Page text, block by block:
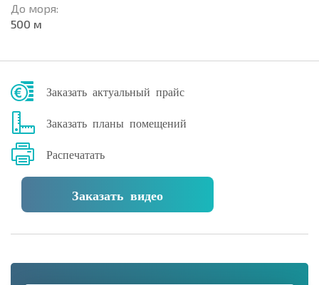
До моря:
500 м
Заказать актуальный прайс
Заказать планы помещений
Распечатать
Заказать видео